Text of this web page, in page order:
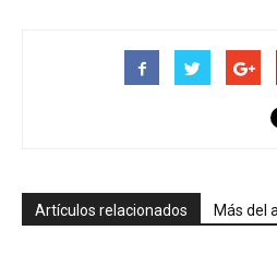
Artículos relacionados Más del